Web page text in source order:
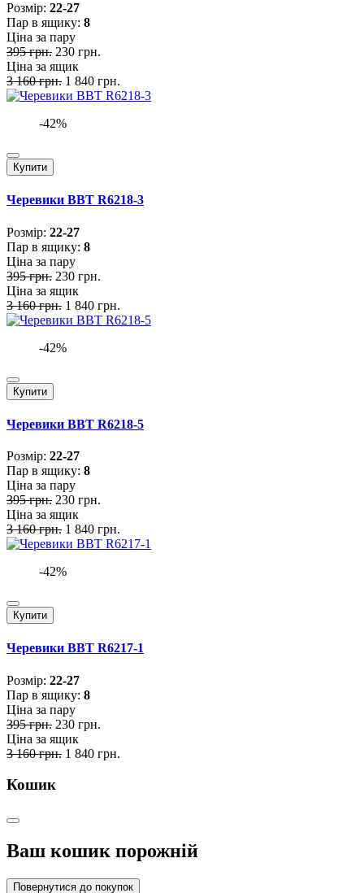
Розмiр: 22-27
Пар в ящику: 8
Ціна за пару
395 грн. 230 грн.
Ціна за ящик
3 160 грн. 1 840 грн.
-42%
Купити
Черевики BBT R6218-3
Розмiр: 22-27
Пар в ящику: 8
Ціна за пару
395 грн. 230 грн.
Ціна за ящик
3 160 грн. 1 840 грн.
-42%
Купити
Черевики BBT R6218-5
Розмiр: 22-27
Пар в ящику: 8
Ціна за пару
395 грн. 230 грн.
Ціна за ящик
3 160 грн. 1 840 грн.
-42%
Купити
Черевики BBT R6217-1
Розмiр: 22-27
Пар в ящику: 8
Ціна за пару
395 грн. 230 грн.
Ціна за ящик
3 160 грн. 1 840 грн.
Кошик
Ваш кошик порожній
Повернутися до покупок